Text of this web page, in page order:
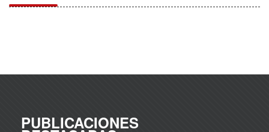
PUBLICACIONES